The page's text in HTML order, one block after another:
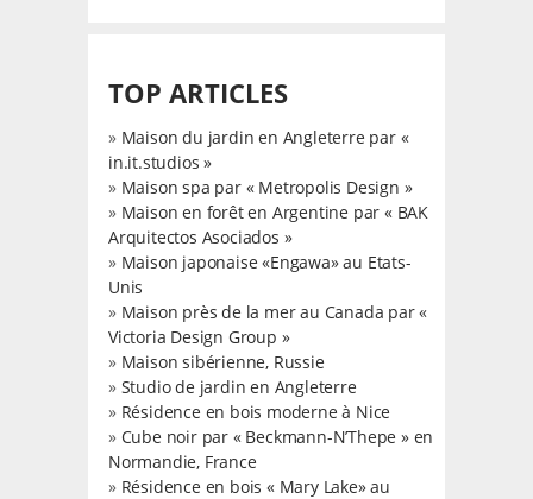
TOP ARTICLES
» Maison du jardin en Angleterre par «
in.it.studios »
» Maison spa par « Metropolis Design »
» Maison en forêt en Argentine par « BAK
Arquitectos Asociados »
» Maison japonaise «Engawa» au Etats-
Unis
» Maison près de la mer au Canada par «
Victoria Design Group »
» Maison sibérienne, Russie
» Studio de jardin en Angleterre
» Résidence en bois moderne à Nice
» Cube noir par « Beckmann-N’Thepe » en
Normandie, France
» Résidence en bois « Mary Lake» au